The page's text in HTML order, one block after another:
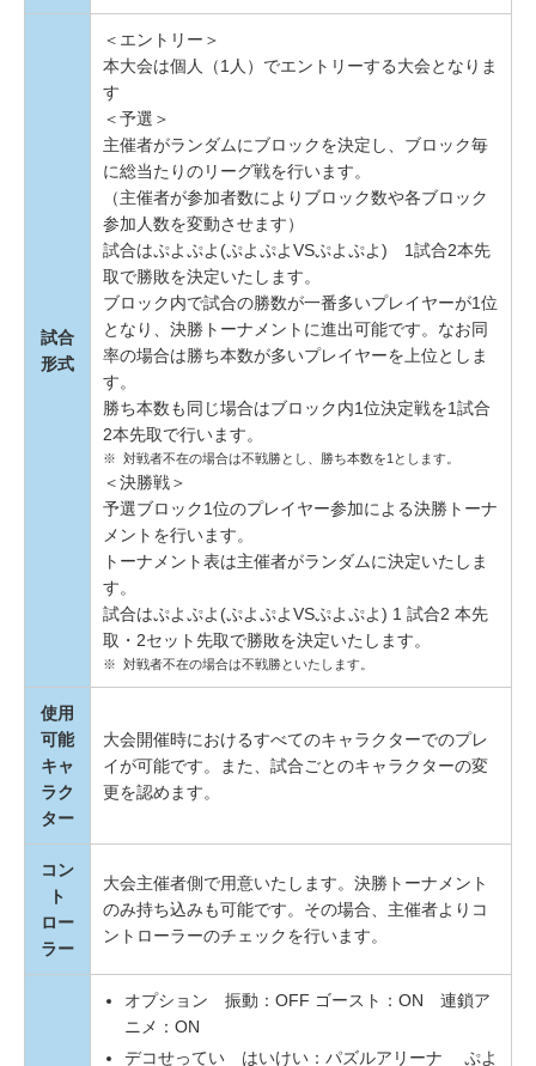
試合
形式
＜エントリー＞
本大会は個人（1人）でエントリーする大会となりま
す
＜予選＞
主催者がランダムにブロックを決定し、ブロック毎
に総当たりのリーグ戦を行います。
（主催者が参加者数によりブロック数や各ブロック
参加人数を変動させます）
試合はぷよぷよ(ぷよぷよVSぷよぷよ) 1試合2本先
取で勝敗を決定いたします。
ブロック内で試合の勝数が一番多いプレイヤーが1位
となり、決勝トーナメントに進出可能です。なお同
率の場合は勝ち本数が多いプレイヤーを上位としま
す。
勝ち本数も同じ場合はブロック内1位決定戦を1試合
2本先取で行います。
※ 対戦者不在の場合は不戦勝とし、勝ち本数を1とします。
＜決勝戦＞
予選ブロック1位のプレイヤー参加による決勝トーナ
メントを行います。
トーナメント表は主催者がランダムに決定いたしま
す。
試合はぷよぷよ(ぷよぷよVSぷよぷよ) 1 試合2 本先
取・2セット先取で勝敗を決定いたします。
※ 対戦者不在の場合は不戦勝といたします。
使用
可能
キャ
ラク
ター
大会開催時におけるすべてのキャラクターでのプレ
イが可能です。また、試合ごとのキャラクターの変
更を認めます。
コン
ト
ロー
ラー
大会主催者側で用意いたします。決勝トーナメント
のみ持ち込みも可能です。その場合、主催者よりコ
ントローラーのチェックを行います。
オプション 振動：OFF ゴースト：ON 連鎖ア
ニメ：ON
デコせってい はいけい：パズルアリーナ ぷよ